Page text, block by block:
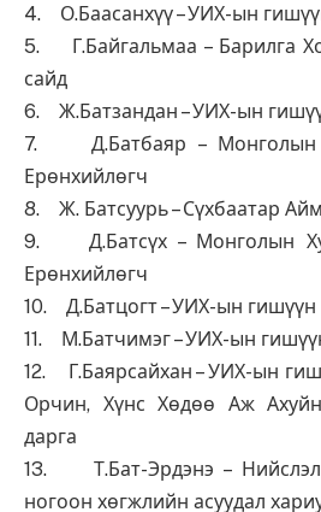
4. О.Баасанхүү – УИХ-ын
5. Г.Байгальмаа – Барилга
сайд
6. Ж.Батзандан – УИХ-ын
7. Д.Батбаяр – Монголын
Ерөнхийлөгч
8. Ж. Батсуурь – Сүхбаатар
9. Д.Батсүх – Монголын
Ерөнхийлөгч
10. Д.Батцогт – УИХ-ын гишүүн
11. М.Батчимэг – УИХ-ын
12. Г.Баярсайхан – УИХ-ын
Орчин, Хүнс Хөдөө Аж
дарга
13. Т.Бат-Эрдэнэ –
ногоон хөгжлийн асуудал